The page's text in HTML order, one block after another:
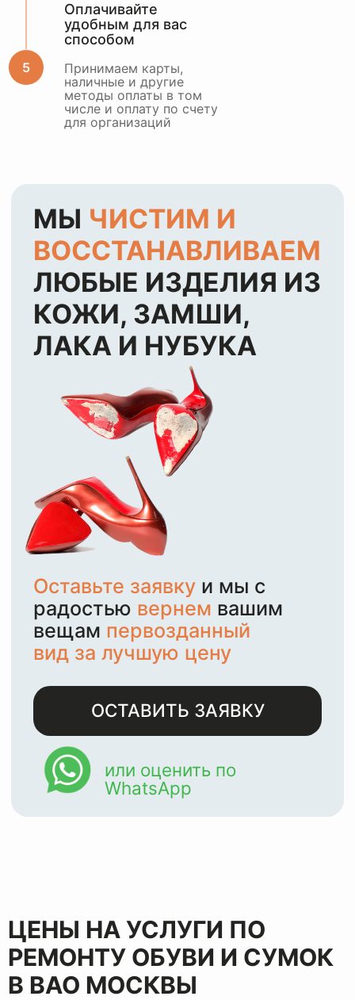
Оплачивайте
удобным для вас
способом
Принимаем карты,
наличные и другие
методы оплаты в том
числе и оплату по счету
для организаций
ЦЕНЫ НА УСЛУГИ ПО
РЕМОНТУ ОБУВИ И СУМОК
В ВАО МОСКВЫ